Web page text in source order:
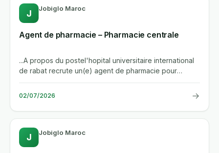
J Jobiglo Maroc
Agent de pharmacie – Pharmacie centrale
...A propos du postel'hopital universitaire international
de rabat recrute un(e) agent de pharmacie pour
renforcer la...
02/07/2026 →
J Jobiglo Maroc